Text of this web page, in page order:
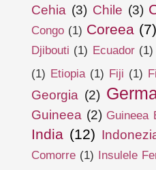
Cehia (3) Chile (3)
Congo (1) Coreea
Djibouti (1) Ecuador (1)
(1) Etiopia (1) Fiji (1)
Georgia (2)
Guineea (2) Guineea
India (12)
Comorre (1) Insulele